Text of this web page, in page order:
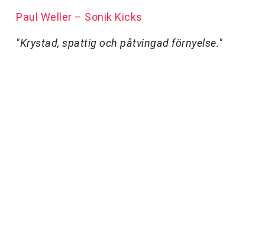
Paul Weller – Sonik Kicks
"Krystad, spattig och påtvingad förnyelse."